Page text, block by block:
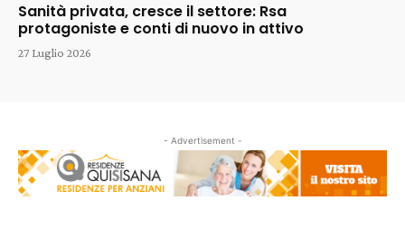
Sanità privata, cresce il settore: Rsa
protagoniste e conti di nuovo in attivo
27 Luglio 2026
- Advertisement -